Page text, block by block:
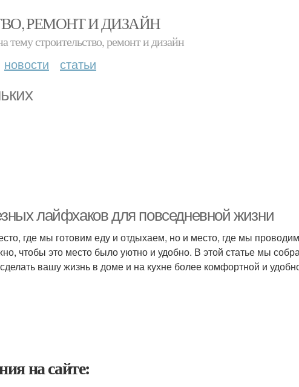
РЕМОНТ И ДИЗАЙН
тему строительство, ремонт и дизайн
новости статьи
лайфхаков для повседневной жизни
где мы готовим еду и отдыхаем, но и место, где мы
чтобы это место было уютно и удобно. В этой статье мы
вашу жизнь в доме и на кухне более комфортной и
на сайте: